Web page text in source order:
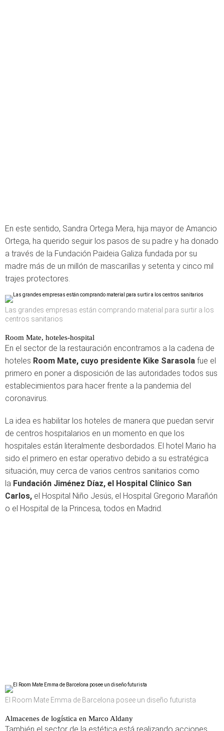
En este sentido, Sandra Ortega Mera, hija mayor de Amancio
Ortega, ha querido seguir los pasos de su padre y ha donado
a través de la Fundación Paideia Galiza fundada por su
madre más de un millón de mascarillas y setenta y cinco mil
trajes protectores.
Las grandes empresas están comprando material para surtir a los
centros sanitarios
Room Mate, hoteles-hospital
En el sector de la restauración encontramos a la cadena de
hoteles Room Mate, cuyo presidente Kike Sarasola fue el
primero en poner a disposición de las autoridades todos sus
establecimientos para hacer frente a la pandemia del
coronavirus.
La idea es habilitar los hoteles de manera que puedan servir
de centros hospitalarios en un momento en que los
hospitales están literalmente desbordados. El hotel Mario ha
sido el primero en estar operativo debido a su estratégica
situación, muy cerca de varios centros sanitarios como
la Fundación Jiménez Díaz, el Hospital Clínico San
Carlos, el Hospital Niño Jesús, el Hospital Gregorio Marañón
o el Hospital de la Princesa, todos en Madrid.
El Room Mate Emma de Barcelona posee un diseño futurista
Almacenes de logística en Marco Aldany